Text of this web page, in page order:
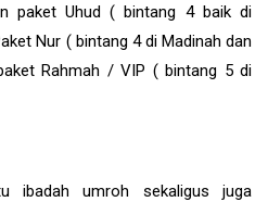
paket Uhud ( bintang 4 baik di
Nur ( bintang 4 di Madinah dan
Rahmah / VIP ( bintang 5 di
ibadah umroh sekaligus juga